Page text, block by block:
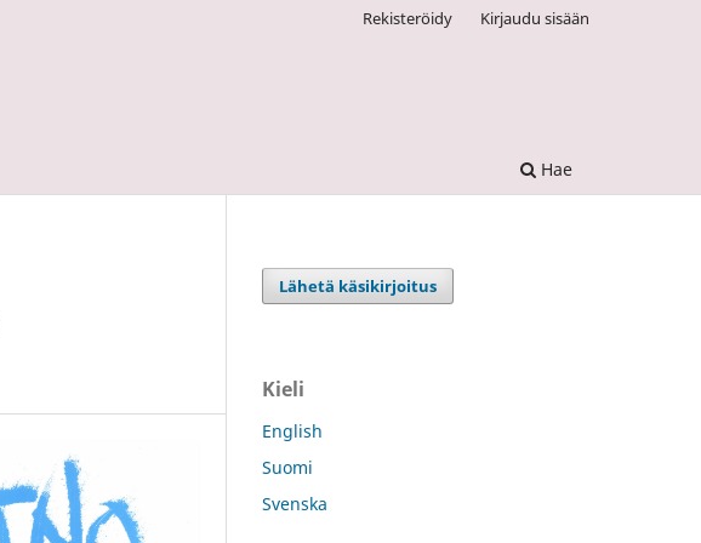
Hae
Rekisteröidy Kirjaudu sisään
Lähetä käsikirjoitus
Kieli
English
Suomi
Svenska